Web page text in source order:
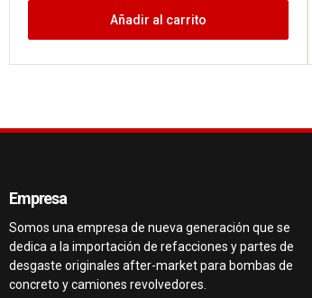
Añadir al carrito
Empresa
Somos una empresa de nueva generación que se
dedica a la importación de refacciones y partes de
desgaste originales after-market para bombas de
concreto y camiones revolvedores.